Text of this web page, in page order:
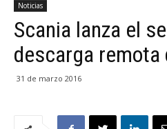
Noticias
Scania lanza el
descarga
31 de marzo 2016